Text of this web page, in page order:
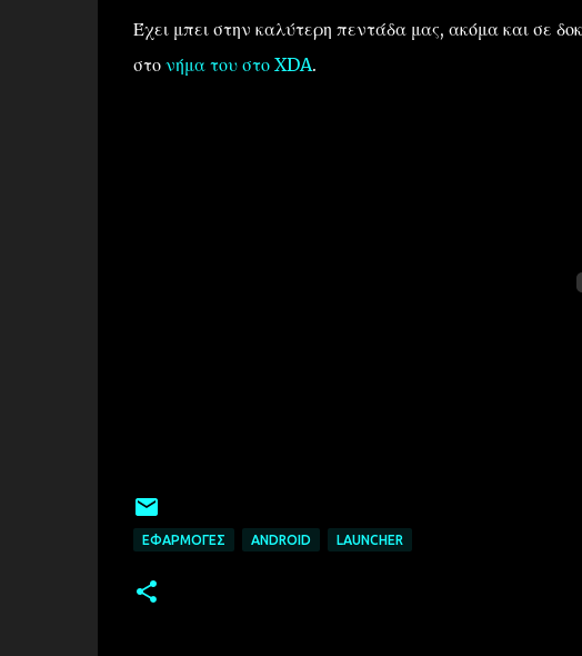
Έχει μπει στην καλύτερη πεντάδα μας, ακόμα και σε
στο νήμα του στο XDA.
ΕΦΑΡΜΟΓΈΣ ANDROID LAUNCHER